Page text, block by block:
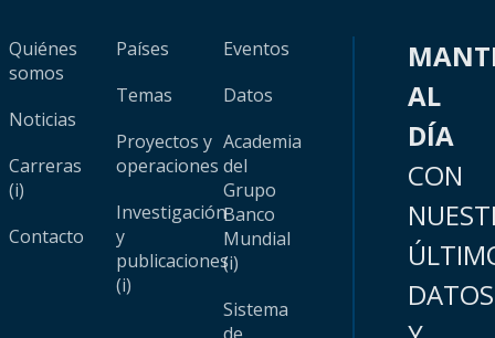
Quiénes
somos
Noticias
Carreras
(i)
Contacto
Países
Temas
Proyectos y
operaciones
Investigación
y
publicaciones
(i)
Eventos
Datos
Academia
del
Grupo
Banco
Mundial
(i)
Sistema
AL
DÍA
CON
DATOS